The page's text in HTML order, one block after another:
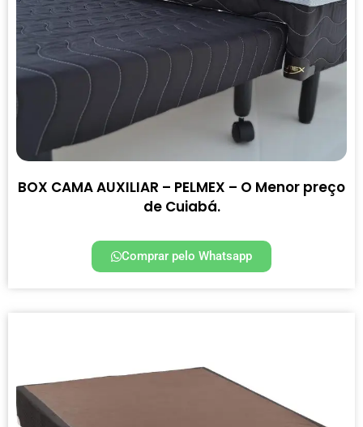
BOX CAMA AUXILIAR – PELMEX – O Menor preço
de Cuiabá.
Comprar pelo Whatsapp